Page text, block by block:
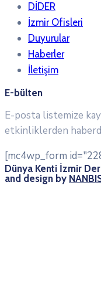
DİDER
İzmir Ofisleri
Duyurular
Haberler
İletişim
E-bülten
E-posta listemize
etkinliklerden
[mc4wp_form
Dünya Kenti İzmir
and design by